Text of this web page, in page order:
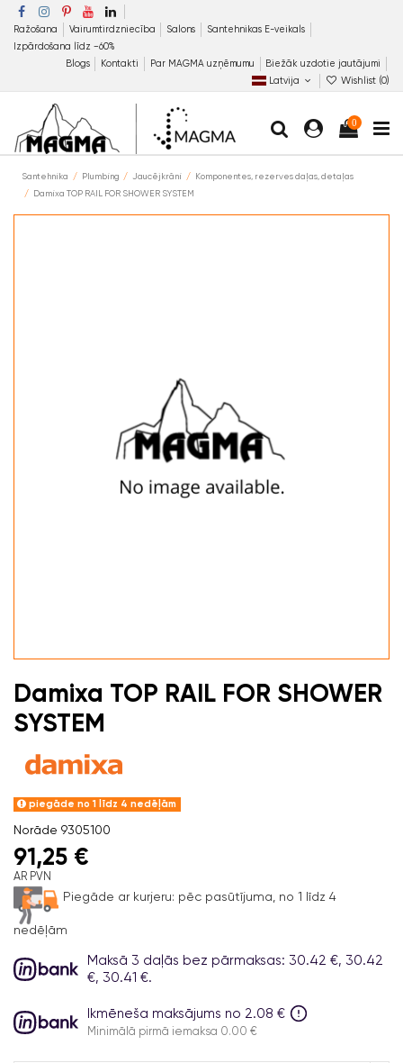
Ražošana Vairumtirdzniecība Salons
Santehnikas E-veikals
Izpārdošana līdz −60%
Blogs
Kontakti Par MAGMA uzņēmumu
Biežāk uzdotie jautājumi
Latvija
Wishlist (0)
0
Santehnika Plumbing Jaucējkrāni
Komponentes, rezerves daļas, detaļas
Damixa TOP RAIL FOR SHOWER SYSTEM
Damixa TOP RAIL FOR SHOWER
SYSTEM
piegāde no 1 līdz 4 nedēļām
Norāde 9305100
91,25 €
AR PVN
Piegāde ar kurjeru: pēc pasūtījuma, no 1 līdz 4
nedēļām
Maksā 3 daļās bez pārmaksas: 30.42 €, 30.42
€, 30.41 €.
Ikmēneša maksājums no 2.08 €
Minimālā pirmā iemaksa 0.00 €